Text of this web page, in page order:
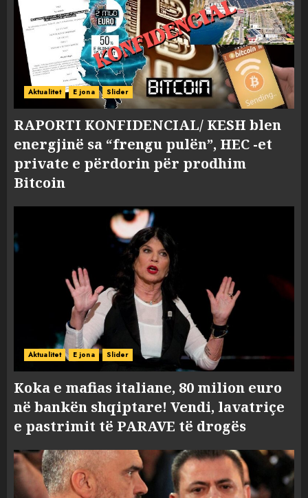
Aktualitet E jona Slider
RAPORTI KONFIDENCIAL/ KESH blen
energjinë sa “frengu pulën”, HEC -et
private e përdorin për prodhim
Bitcoin
Aktualitet E jona Slider
Koka e mafias italiane, 80 milion euro
në bankën shqiptare! Vendi, lavatriçe
e pastrimit të PARAVE të drogës